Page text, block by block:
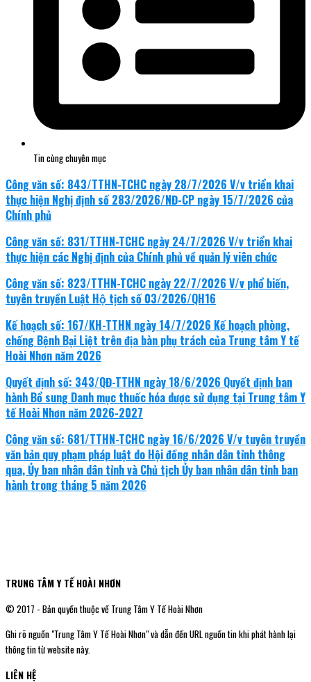
Tin cùng chuyên mục
Công văn số: 843/TTHN-TCHC ngày 28/7/2026 V/v triển khai
thực hiện Nghị định số 283/2026/NĐ-CP ngày 15/7/2026 của
Chính phủ
Công văn số: 831/TTHN-TCHC ngày 24/7/2026 V/v triển khai
thực hiện các Nghị định của Chính phủ về quản lý viên chức
Công văn số: 823/TTHN-TCHC ngày 22/7/2026 V/v phổ biến,
tuyên truyền Luật Hộ tịch số 03/2026/QH16
Kế hoạch số: 167/KH-TTHN ngày 14/7/2026 Kế hoạch phòng,
chống Bệnh Bại Liệt trên địa bàn phụ trách của Trung tâm Y tế
Hoài Nhơn năm 2026
Quyết định số: 343/QĐ-TTHN ngày 18/6/2026 Quyết định ban
hành Bổ sung Danh mục thuốc hóa dược sử dụng tại Trung tâm Y
tế Hoài Nhơn năm 2026-2027
Công văn số: 681/TTHN-TCHC ngày 16/6/2026 V/v tuyên truyền
văn bản quy phạm pháp luật do Hội đồng nhân dân tỉnh thông
qua, Ủy ban nhân dân tỉnh và Chủ tịch Ủy ban nhân dân tỉnh ban
hành trong tháng 5 năm 2026
TRUNG TÂM Y TẾ HOÀI NHƠN
© 2017 - Bản quyền thuộc về Trung Tâm Y Tế Hoài Nhơn
Ghi rõ nguồn "Trung Tâm Y Tế Hoài Nhơn" và dẫn đến URL nguồn tin khi phát hành lại
thông tin từ website này.
LIÊN HỆ